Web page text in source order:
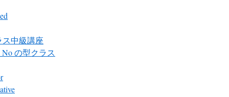
ス中級講座
No の型クラス